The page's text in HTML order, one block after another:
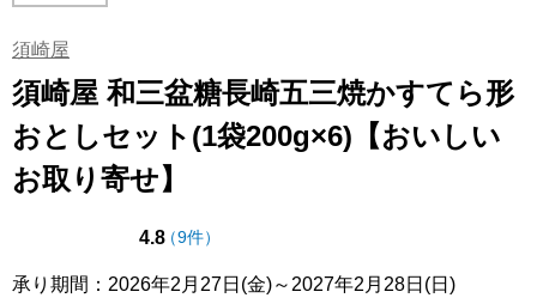
須崎屋
須崎屋 和三盆糖長崎五三焼かすてら形
おとしセット(1袋200g×6)【おいしい
お取り寄せ】
4.8点（5点満点中）
（9件の評価
）
承り期間：2026年2月27日(金)～2027年2月28日(日)